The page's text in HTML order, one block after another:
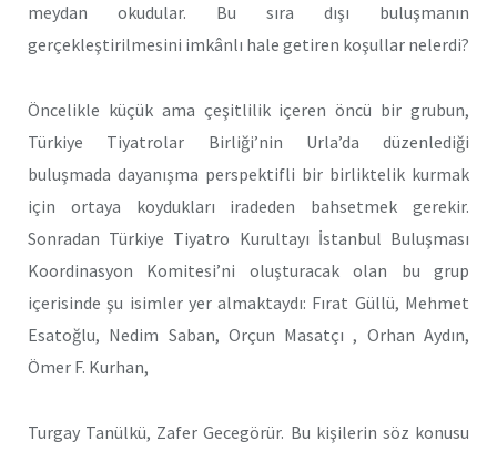
meydan okudular. Bu sıra dışı buluşmanın
gerçekleştirilmesini imkânlı hale getiren koşullar nelerdi?
Öncelikle küçük ama çeşitlilik içeren öncü bir grubun,
Türkiye Tiyatrolar Birliği’nin Urla’da düzenlediği
buluşmada dayanışma perspektifli bir birliktelik kurmak
için ortaya koydukları iradeden bahsetmek gerekir.
Sonradan Türkiye Tiyatro Kurultayı İstanbul Buluşması
Koordinasyon Komitesi’ni oluşturacak olan bu grup
içerisinde şu isimler yer almaktaydı: Fırat Güllü, Mehmet
Esatoğlu, Nedim Saban, Orçun Masatçı , Orhan Aydın,
Ömer F. Kurhan,
Turgay Tanülkü, Zafer Gecegörür. Bu kişilerin söz konusu